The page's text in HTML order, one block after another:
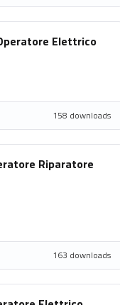
Elettrico
158 downloads
Riparatore
163 downloads